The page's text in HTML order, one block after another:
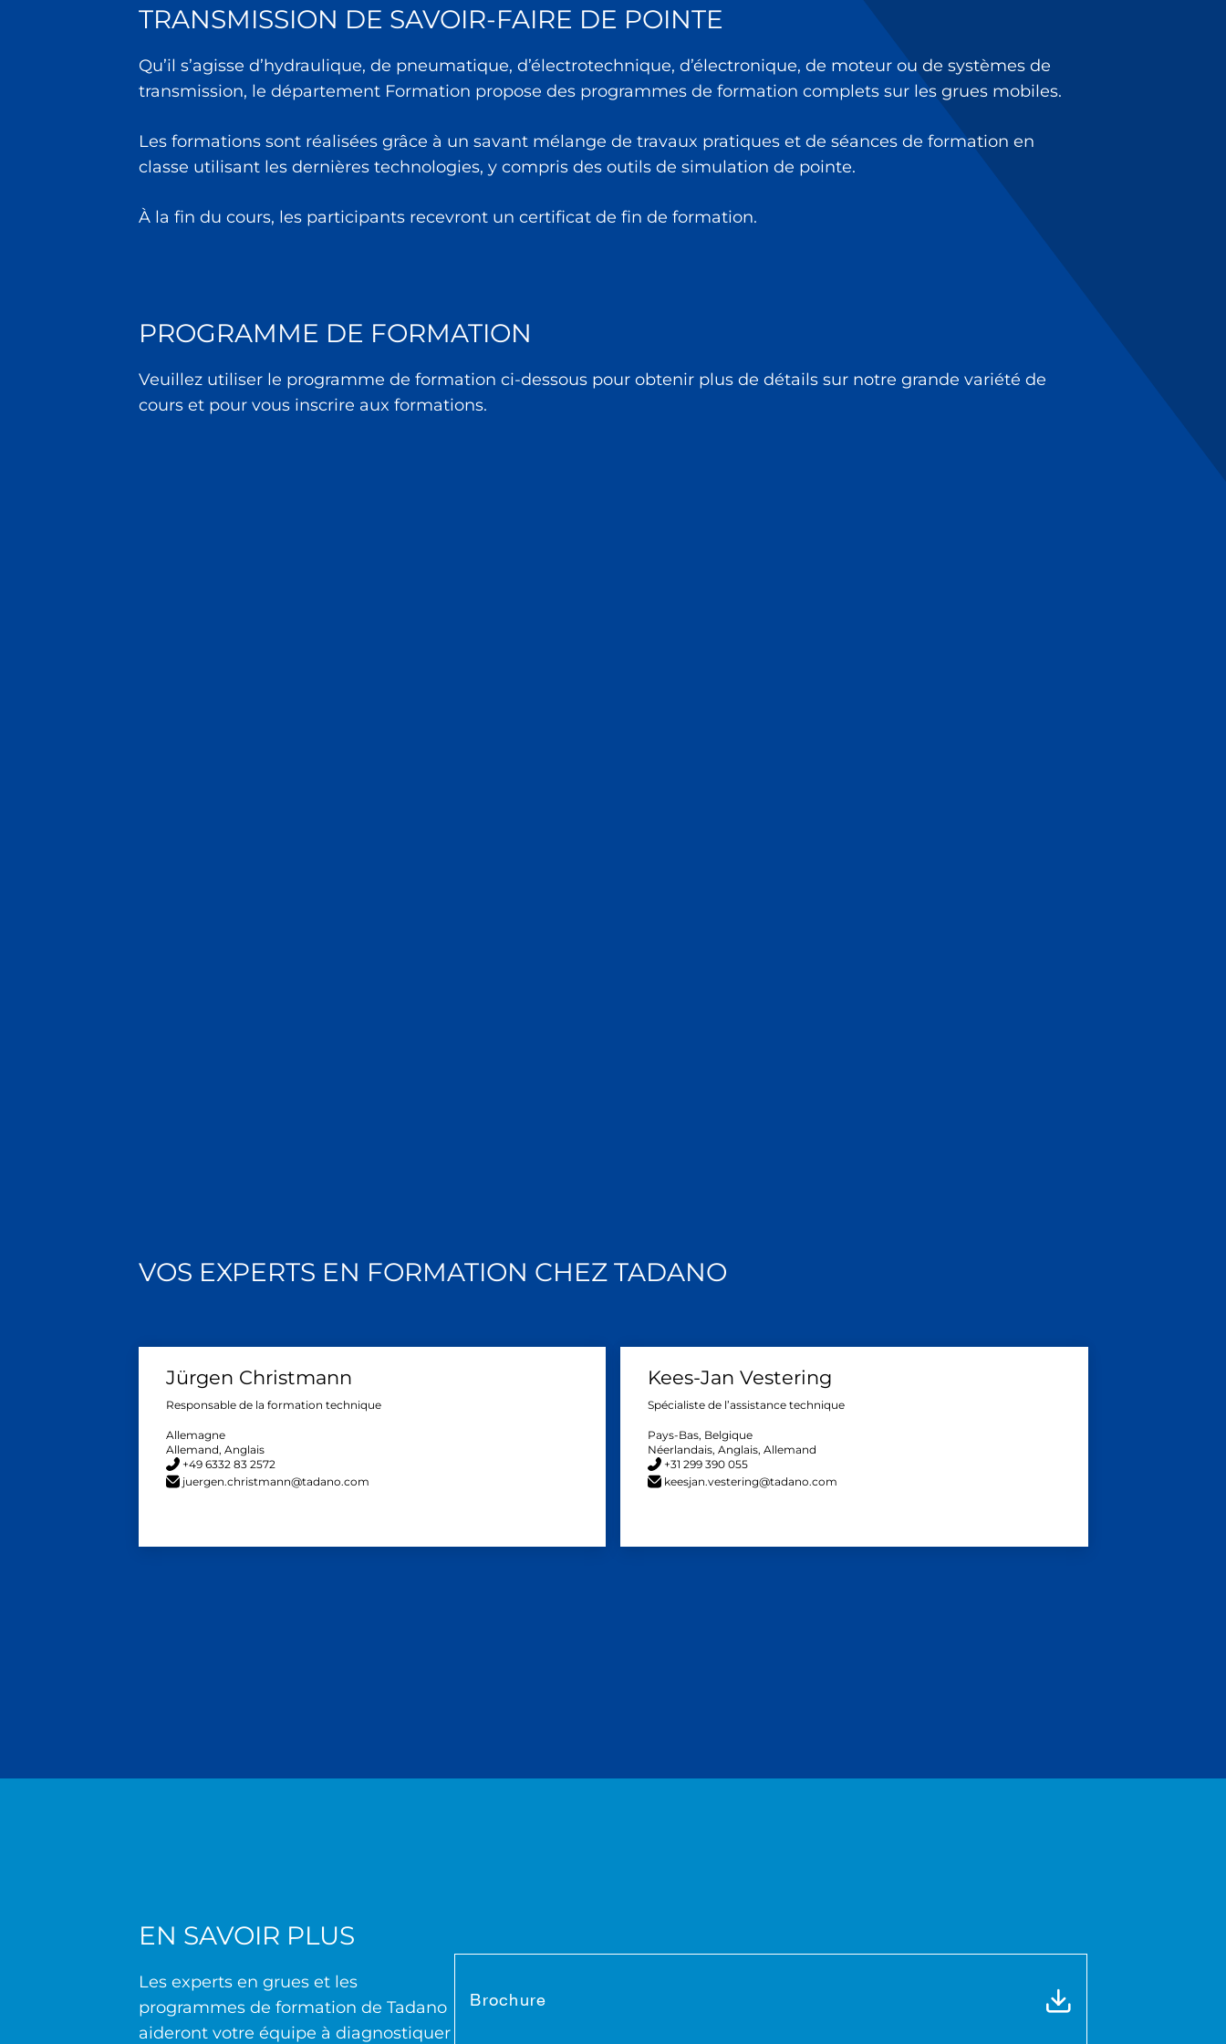
TRANSMISSION DE SAVOIR-FAIRE DE POINTE
Qu’il s’agisse d’hydraulique, de pneumatique, d’électrotechnique, d’électronique, de moteur ou de systèmes de
transmission, le département Formation propose des programmes de formation complets sur les grues mobiles.
Les formations sont réalisées grâce à un savant mélange de travaux pratiques et de séances de formation en
classe utilisant les dernières technologies, y compris des outils de simulation de pointe.
À la fin du cours, les participants recevront un certificat de fin de formation.
PROGRAMME DE FORMATION
Veuillez utiliser le programme de formation ci-dessous pour obtenir plus de détails sur notre grande variété de
cours et pour vous inscrire aux formations.
VOS EXPERTS EN FORMATION CHEZ TADANO
Jürgen Christmann
Responsable de la formation technique
Allemagne
Allemand, Anglais
+49 6332 83 2572
juergen.christmann@tadano.com
Kees-Jan Vestering
Spécialiste de l’assistance technique
Pays-Bas, Belgique
Néerlandais, Anglais, Allemand
+31 299 390 055
keesjan.vestering@tadano.com
EN SAVOIR PLUS
Les experts en grues et les
programmes de formation de Tadano
aideront votre équipe à diagnostiquer
Brochure